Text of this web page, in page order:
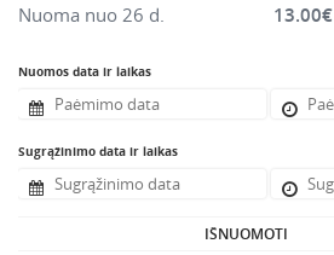
Sodo ir miško įranga
Viniakaliai, kabiakalės, šaudykliai
Nuoma nuo 26 d. 13.00€
Nuomos data ir laikas
Sugrąžinimo data ir laikas
IŠNUOMOTI